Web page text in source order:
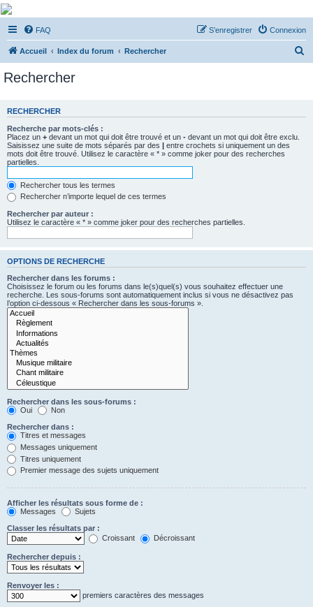
De Musicae Militari -
Forums
Forums de discussions
FAQ Connexion
S’enregistrer
Accueil Index du forum Rechercher
e
Rechercher
RECHERCHER
Recherche par mots-clés :
Placez un + devant un mot qui doit être trouvé et un - devant un mot qui doit être exclu.
Saisissez une suite de mots séparés par des | entre crochets si uniquement un des
mots doit être trouvé. Utilisez le caractère « * » comme joker pour des recherches
partielles.
Rechercher tous les termes
Rechercher n’importe lequel de ces termes
Rechercher par auteur :
Utilisez le caractère « * » comme joker pour des recherches partielles.
OPTIONS DE RECHERCHE
Rechercher dans les forums :
Choisissez le forum ou les forums dans le(s)quel(s) vous souhaitez effectuer une
recherche. Les sous-forums sont automatiquement inclus si vous ne désactivez pas
l’option ci-dessous « Rechercher dans les sous-forums ».
Rechercher dans les sous-forums :
Oui
Non
Rechercher dans :
Titres et messages
Messages uniquement
Titres uniquement
Premier message des sujets uniquement
Afficher les résultats sous forme de :
Messages
Sujets
Classer les résultats par :
Croissant
Décroissant
Rechercher depuis :
Renvoyer les :
premiers caractères des messages